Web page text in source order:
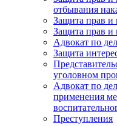
отбывания
Защита прав и
Защита прав и
Адвокат по
Защита
уголовном
Адвокат по
применения
Преступления